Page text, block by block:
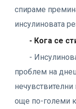
спираме
инсулиновата
- Кога се
-
проблем на
още по-големи